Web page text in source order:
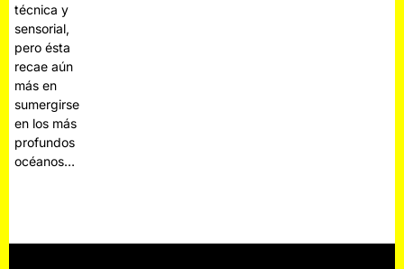
técnica y
sensorial,
pero ésta
recae aún
más en
sumergirse
en los más
profundos
océanos…